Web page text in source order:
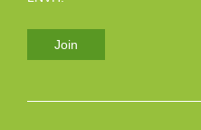
Join